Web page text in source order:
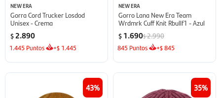
NEW ERA
Gorra Cord Trucker Losdod
Unisex - Crema
$ 2.890
1.445 Puntos +$ 1.445
NEW ERA
Gorro Lana New Era Team
Wrdmrk Cuff Knit Rbullf1 - Azul
$ 1.690$2.990
845 Puntos +$845
43 35